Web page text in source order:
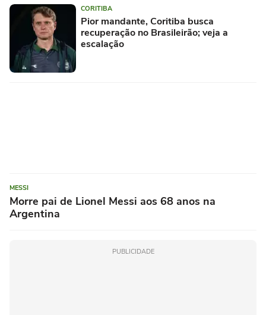
CORITIBA
Pior mandante, Coritiba busca
recuperação no Brasileirão; veja a
escalação
MESSI
Morre pai de Lionel Messi aos 68 anos na
Argentina
PUBLICIDADE